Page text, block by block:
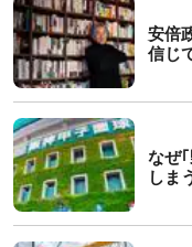
安倍
信じ
なぜ
しま